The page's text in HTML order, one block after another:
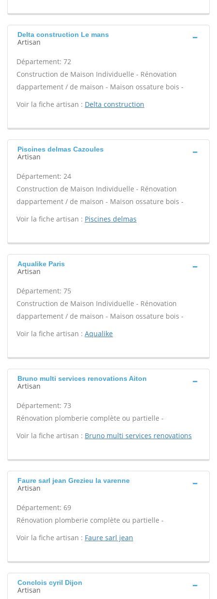
Delta construction Le mans
Artisan
Département: 72
Construction de Maison Individuelle - Rénovation
dappartement / de maison - Maison ossature bois -
Voir la fiche artisan : Delta construction
Piscines delmas Cazoules
Artisan
Département: 24
Construction de Maison Individuelle - Rénovation
dappartement / de maison - Maison ossature bois -
Voir la fiche artisan : Piscines delmas
Aqualike Paris
Artisan
Département: 75
Construction de Maison Individuelle - Rénovation
dappartement / de maison - Maison ossature bois -
Voir la fiche artisan : Aqualike
Bruno multi services renovations Aiton
Artisan
Département: 73
Rénovation plomberie complète ou partielle -
Voir la fiche artisan : Bruno multi services renovations
Faure sarl jean Grezieu la varenne
Artisan
Département: 69
Rénovation plomberie complète ou partielle -
Voir la fiche artisan : Faure sarl jean
Conclois cyril Dijon
Artisan